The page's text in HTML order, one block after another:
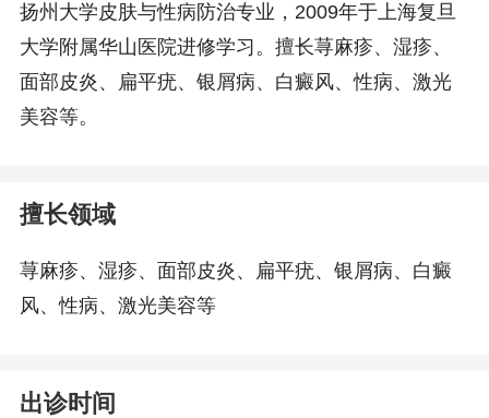
扬州大学皮肤与性病防治专业，2009年于上海复旦
大学附属华山医院进修学习。擅长荨麻疹、湿疹、
面部皮炎、扁平疣、银屑病、白癜风、性病、激光
美容等。
擅长领域
荨麻疹、湿疹、面部皮炎、扁平疣、银屑病、白癜
风、性病、激光美容等
出诊时间